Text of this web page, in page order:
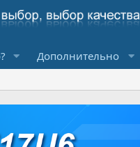
Дополнительно